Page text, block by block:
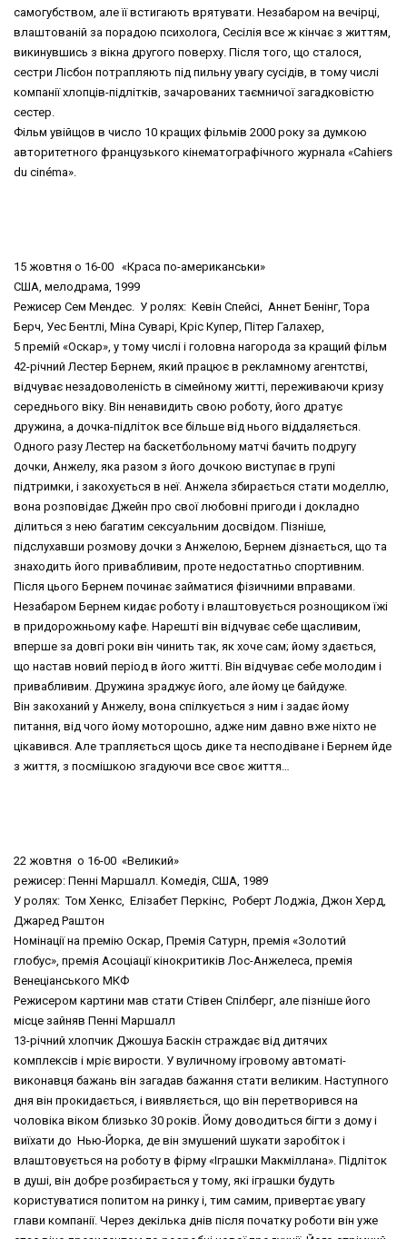
самогубством, але її встигають врятувати. Незабаром на вечірці,
влаштованій за порадою психолога, Сесілія все ж кінчає з життям,
викинувшись з вікна другого поверху. Після того, що сталося,
сестри Лісбон потрапляють під пильну увагу сусідів, в тому числі
компанії хлопців-підлітків, зачарованих таємничої загадковістю
сестер.
Фільм увійщов в число 10 кращих фільмів 2000 року за думкою
авторитетного французького кінематографічного журнала «Cahiers
du cinéma».
15 жовтня о 16-00 «Краса по-американськи»
США, мелодрама, 1999
Режисер Сем Мендес. У ролях: Кевін Спейсі, Аннет Бенінг, Тора
Берч, Уес Бентлі, Міна Суварі, Кріс Купер, Пітер Галахер,
5 премій «Оскар», у тому числі і головна нагорода за кращий фільм
42-річний Лестер Бернем, який працює в рекламному агентстві,
відчуває незадоволеність в сімейному житті, переживаючи кризу
середнього віку. Він ненавидить свою роботу, його дратує
дружина, а дочка-підліток все більше від нього віддаляється.
Одного разу Лестер на баскетбольному матчі бачить подругу
дочки, Анжелу, яка разом з його дочкою виступає в групі
підтримки, і закохується в неї. Анжела збирається стати моделлю,
вона розповідає Джейн про свої любовні пригоди і докладно
ділиться з нею багатим сексуальним досвідом. Пізніше,
підслухавши розмову дочки з Анжелою, Бернем дізнається, що та
знаходить його привабливим, проте недостатньо спортивним.
Після цього Бернем починає займатися фізичними вправами.
Незабаром Бернем кидає роботу і влаштовується рознощиком їжі
в придорожньому кафе. Нарешті він відчуває себе щасливим,
вперше за довгі роки він чинить так, як хоче сам; йому здається,
що настав новий період в його житті. Він відчуває себе молодим і
привабливим. Дружина зраджує його, але йому це байдуже.
Він закоханий у Анжелу, вона спілкується з ним і задає йому
питання, від чого йому моторошно, адже ним давно вже ніхто не
цікавився. Але трапляється щось дике та несподіване і Бернем йде
з життя, з посмішкою згадуючи все своє життя…
22 жовтня о 16-00 «Великий»
режисер: Пенні Маршалл. Комедія, США, 1989
У ролях: Том Хенкс, Елізабет Перкінс, Роберт Лоджіа, Джон Херд,
Джаред Раштон
Номінації на премію Оскар, Премія Сатурн, премія «Золотий
глобус», премія Асоціації кінокритиків Лос-Анжелеса, премія
Венеціанського МКФ
Режисером картини мав стати Стівен Спілберг, але пізніше його
місце зайняв Пенні Маршалл
13-річний хлопчик Джошуа Баскін страждає від дитячих
комплексів і мріє вирости. У вуличному ігровому автоматі-
виконавця бажань він загадав бажання стати великим. Наступного
дня він прокидається, і виявляється, що він перетворився на
чоловіка віком близько 30 років. Йому доводиться бігти з дому і
виїхати до Нью-Йорка, де він змушений шукати заробіток і
влаштовується на роботу в фірму «Іграшки Макміллана». Підліток
в душі, він добре розбирається у тому, які іграшки будуть
користуватися попитом на ринку і, тим самим, привертає увагу
глави компанії. Через декілька днів після початку роботи він уже